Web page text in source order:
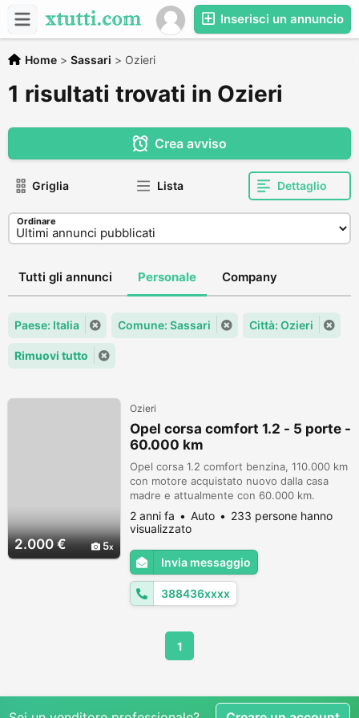
Inserisci un annuncio
Home > Sassari > Ozieri
1 risultati trovati in Ozieri
Crea avviso
Griglia Lista Dettaglio
Ordinare
Tutti gli annunci Personale Company
Paese: Italia Comune: Sassari Città: Ozieri
Rimuovi tutto
2.000 € 5
Ozieri
Opel corsa comfort 1.2 - 5 porte -
60.000 km
Opel corsa 1.2 comfort benzina, 110.000 km
con motore acquistato nuovo dalla casa
madre e attualmente con 60.000 km.
Eseguiti regolari tagliandi. Auto mai
incidentata, sono il secondo proprietario.
2 anni fa Auto
233 persone hanno
visualizzato
Invia messaggio
388436xxxx
1